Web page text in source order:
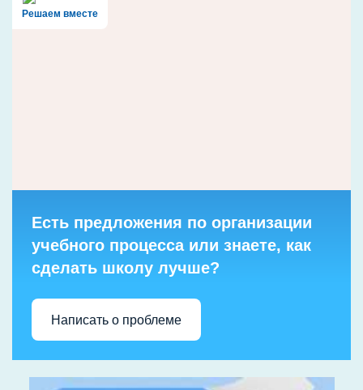
Решаем вместе
Есть предложения по организации
учебного процесса или знаете, как
сделать школу лучше?
Написать о проблеме